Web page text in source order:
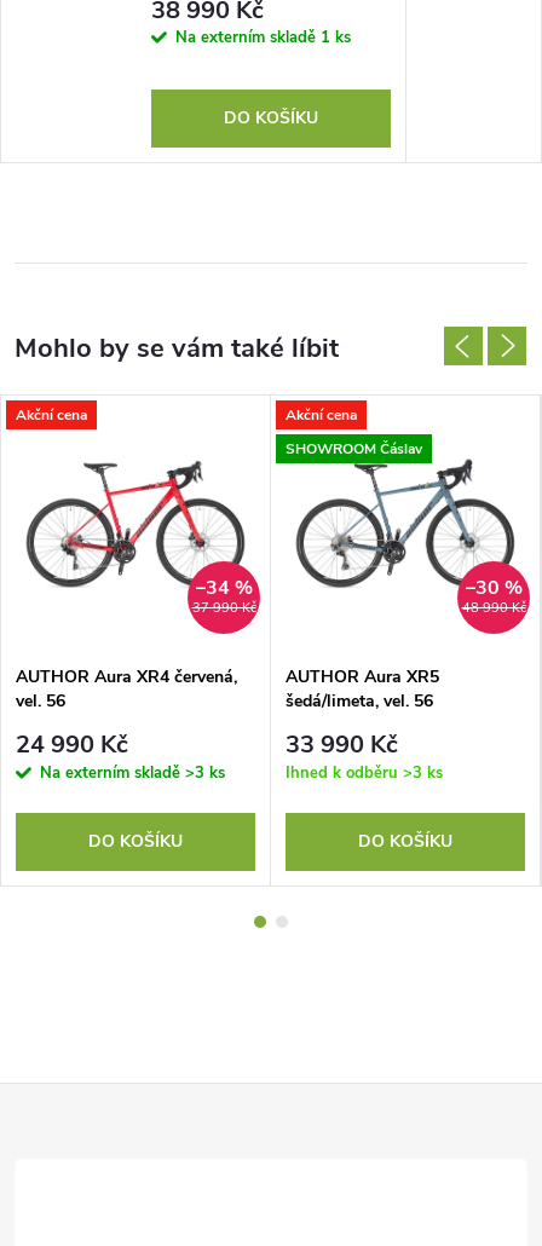
38 990 Kč
Na externím skladě 1 ks
DO KOŠÍKU
Akční cena
37 990 Kč
–34 %
AUTHOR Aura XR4 červená,
vel. 56
24 990 Kč
Na externím skladě >3 ks
DO KOŠÍKU
Akční cena
SHOWROOM Čáslav
48 990 Kč
–30 %
AUTHOR Aura XR5
šedá/limeta, vel. 56
33 990 Kč
Ihned k odběru >3 ks
DO KOŠÍKU